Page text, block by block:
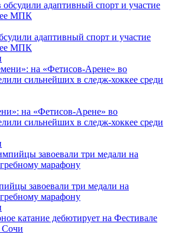
адаптивный спорт и участие
МПК
на «Фетисов-Арене» во
сильнейших в следж-хоккее среди
завоевали три медали на
марафону